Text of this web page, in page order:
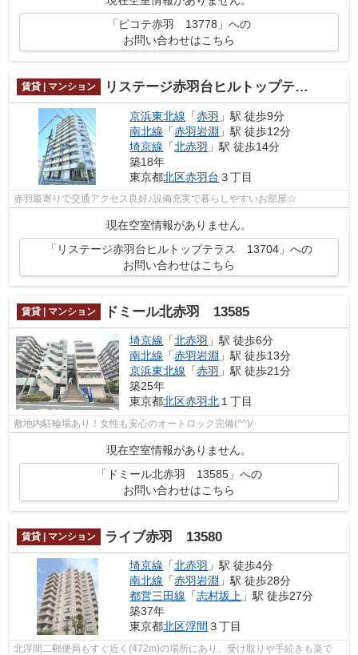
「ピコテ赤羽 13778」への
お問い合わせはこちら
賃貸 | マンション リステージ赤羽台ヒルトップテラス 13704
京浜東北線 「赤羽 」駅 徒歩9分
南北線 「赤羽岩淵 」駅 徒歩12分
埼京線 「北赤羽 」駅 徒歩14分
築18年
東京都北区赤羽台 ３丁目
赤羽最寄りで交通アクセス良好♪設備充実で暮らしやすいお部屋☆
現在空室情報がありません。
「リステージ赤羽台ヒルトップテラス 13704」への
お問い合わせはこちら
賃貸 | マンション ドミール北赤羽 13585
埼京線 「北赤羽 」駅 徒歩6分
南北線 「赤羽岩淵 」駅 徒歩13分
京浜東北線 「赤羽 」駅 徒歩21分
築25年
東京都北区赤羽北１丁目
敷地内駐輪場あり！女性も安心のオートロック完備(^^)/
現在空室情報がありません。
「ドミール北赤羽 13585」への
お問い合わせはこちら
賃貸 | マンション ライブ赤羽 13580
埼京線 「北赤羽 」駅 徒歩4分
南北線 「赤羽岩淵 」駅 徒歩28分
都営三田線 「志村坂上 」駅 徒歩27分
築37年
東京都北区浮間 ３丁目
北浮間二郵便局もすぐ近く(472m)の場所にあり、受け取りや手続きも楽で